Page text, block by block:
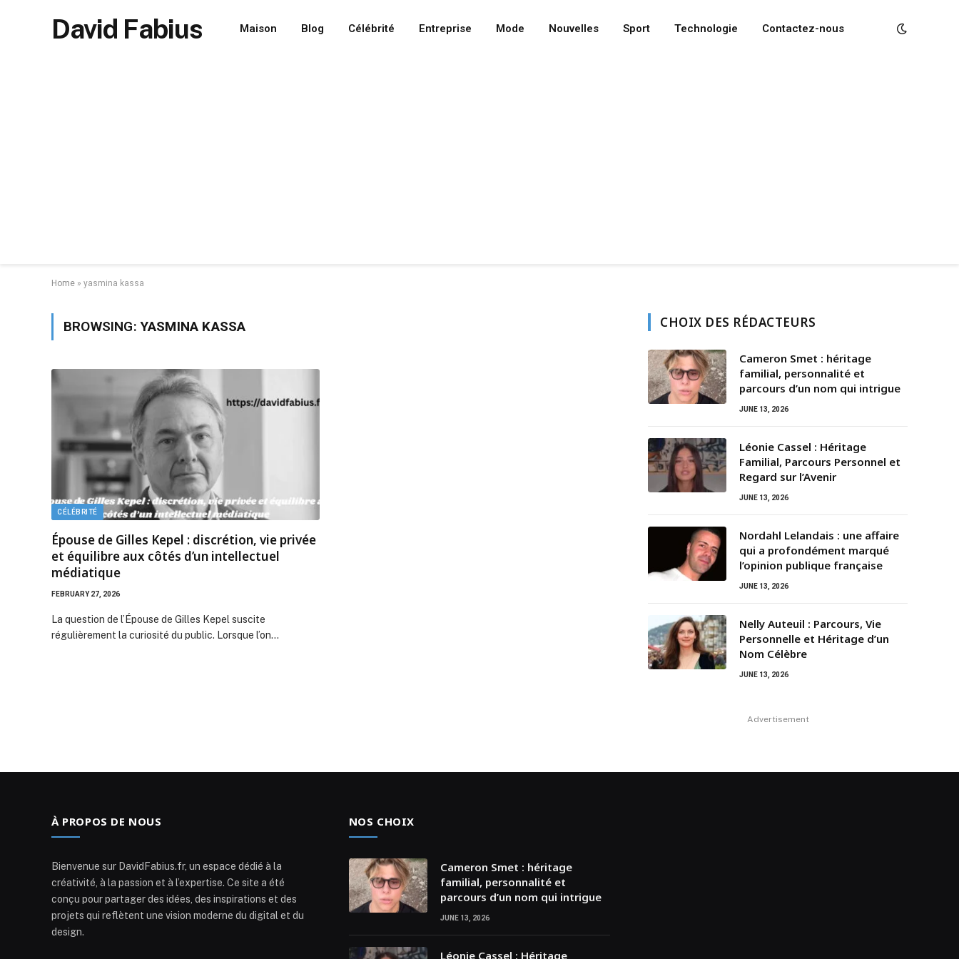
David Fabius Maison Blog Célébrité Entreprise Mode Nouvelles Sport Technologie Contactez-nous
Home » yasmina kassa
BROWSING:YASMINA KASSA
CÉLÉBRITÉ
Épouse de Gilles Kepel : discrétion, vie privée
et équilibre aux côtés d’un intellectuel
médiatique
FEBRUARY 27, 2026
La question de l’Épouse de Gilles Kepel suscite
régulièrement la curiosité du public. Lorsque l’on…
CHOIX DES RÉDACTEURS
Cameron Smet : héritage
familial, personnalité et
parcours d’un nom qui intrigue
JUNE 13, 2026
Léonie Cassel : Héritage
Familial, Parcours Personnel et
Regard sur l’Avenir
JUNE 13, 2026
Nordahl Lelandais : une affaire
qui a profondément marqué
l’opinion publique française
JUNE 13, 2026
Nelly Auteuil : Parcours, Vie
Personnelle et Héritage d’un
Nom Célèbre
JUNE 13, 2026
Advertisement
À PROPOS DE NOUS
Bienvenue sur DavidFabius.fr, un espace dédié à la
créativité, à la passion et à l’expertise. Ce site a été
conçu pour partager des idées, des inspirations et des
projets qui reflètent une vision moderne du digital et du
design.
NOS CHOIX
Cameron Smet : héritage
familial, personnalité et
parcours d’un nom qui intrigue
JUNE 13, 2026
Léonie Cassel : Héritage